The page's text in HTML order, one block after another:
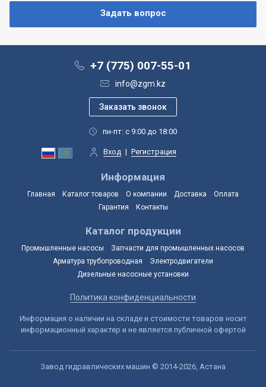
+7 (775) 007-55-01
info@zgm.kz
пн-пт: с 9:00 до 18:00
Вход | Регистрация
Информация
Главная Каталог товаров О компании Доставка
Оплата
Гарантия
Контакты
Каталог продукции
Промышленные насосы
Запчасти для промышленных насосов
Арматура трубопроводная
Электродвигатели
Дизельные насосные установки
Политика конфиденциальности
Информация о наличии на складе и стоимости товаров носит
информационный характер и не является публичной офертой
Завод гидравлических машин © 2014-2026, Астана